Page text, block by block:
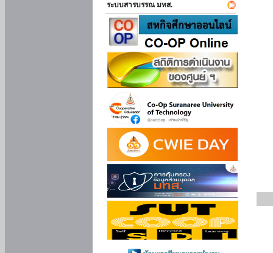
ระบบสารบรรณ มทส.